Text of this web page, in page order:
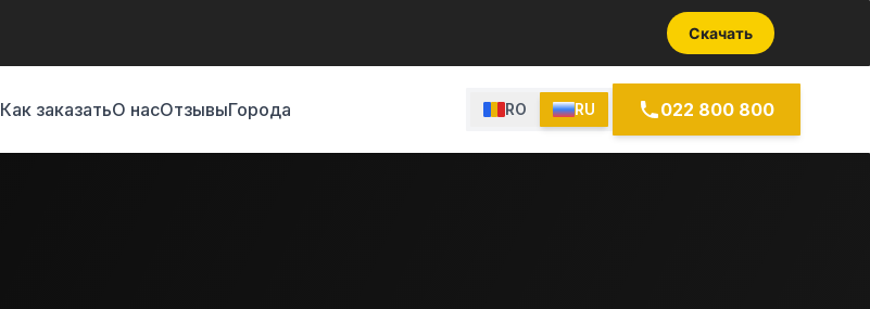
Скачать
Как заказатьО насОтзывыГорода RO RU 022 800 800